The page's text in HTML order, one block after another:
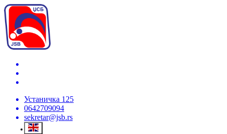
Устаничка 125
0642709094
sekretar@jsb.rs